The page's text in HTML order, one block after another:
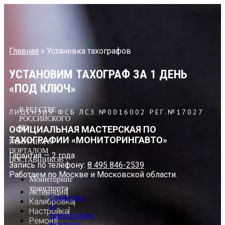
В РЕЕСТРЕ
РОССИЙСКОГО
ПО
РАБОТАЕМ С
ПОРТАЛОМ
ПОСТАВЩИКОВ
Мониторинг
транспорта
Слежение
за
транспортом
Главная » Установка тахографов
УСТАНОВИМ ТАХОГРАФ ЗА 1 ДЕНЬ
«ПОД КЛЮЧ»
ЛИЦЕНЗИЯ ФСБ ЛСЗ №0016002 РЕГ.№17027
ОФИЦИАЛЬНАЯ МАСТЕРСКАЯ ПО
ТАХОГРАФИИ «МОНИТОРИНГАВТО»
Гарантия — 2 года
Запись по телефону: 8 495 846-2539
Работаем по Москве и Московской области.
Активация
Калибровка
Настройка
Ремонт